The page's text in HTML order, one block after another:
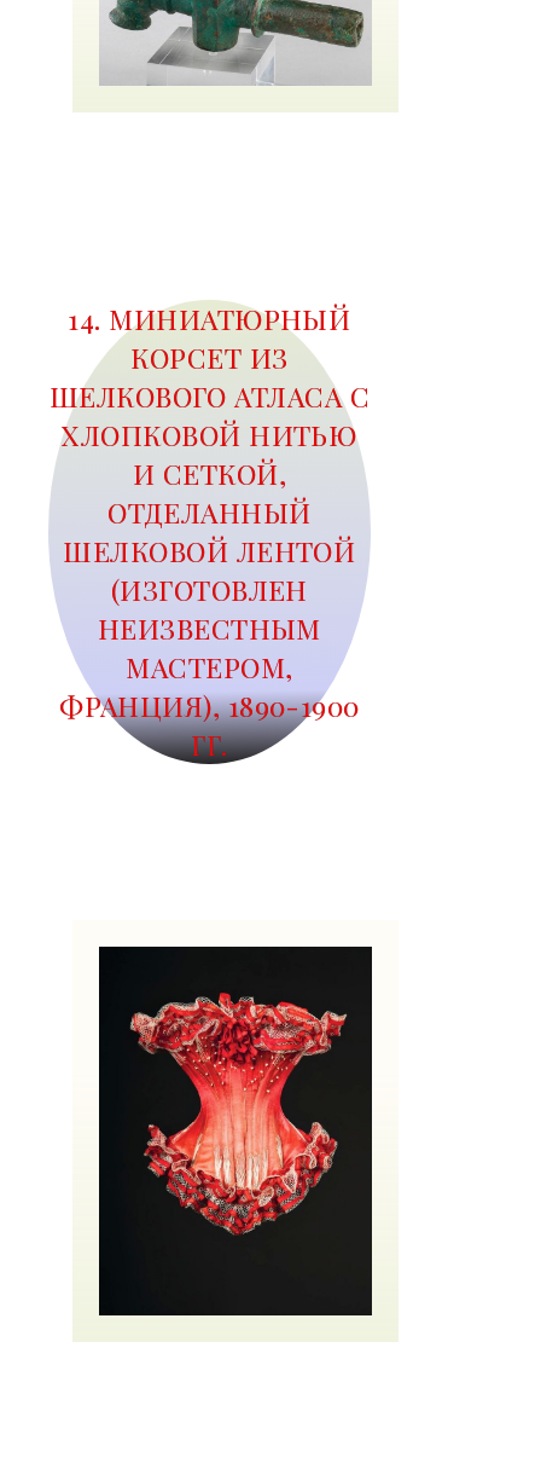
14. МИНИАТЮРНЫЙ
КОРСЕТ ИЗ
ШЕЛКОВОГО АТЛАСА С
ХЛОПКОВОЙ НИТЬЮ
И СЕТКОЙ,
ОТДЕЛАННЫЙ
ШЕЛКОВОЙ ЛЕНТОЙ
(ИЗГОТОВЛЕН
НЕИЗВЕСТНЫМ
МАСТЕРОМ,
ФРАНЦИЯ), 1890-1900
ГГ.